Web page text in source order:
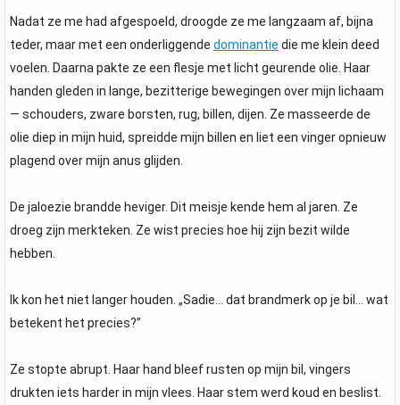
Nadat ze me had afgespoeld, droogde ze me langzaam af, bijna
teder, maar met een onderliggende dominantie die me klein deed
voelen. Daarna pakte ze een flesje met licht geurende olie. Haar
handen gleden in lange, bezitterige bewegingen over mijn lichaam
— schouders, zware borsten, rug, billen, dijen. Ze masseerde de
olie diep in mijn huid, spreidde mijn billen en liet een vinger opnieuw
plagend over mijn anus glijden.
De jaloezie brandde heviger. Dit meisje kende hem al jaren. Ze
droeg zijn merkteken. Ze wist precies hoe hij zijn bezit wilde
hebben.
Ik kon het niet langer houden. „Sadie… dat brandmerk op je bil… wat
betekent het precies?”
Ze stopte abrupt. Haar hand bleef rusten op mijn bil, vingers
drukten iets harder in mijn vlees. Haar stem werd koud en beslist.